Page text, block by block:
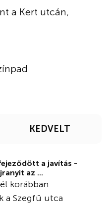
a Kert utcán,
KEDVELT
a javítás -
az ...
korábban
a Szegfű utca